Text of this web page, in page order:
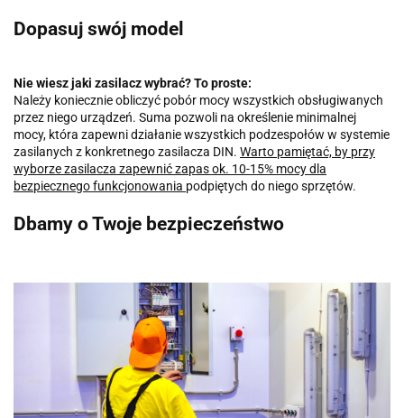
Dopasuj swój model
Nie wiesz jaki zasilacz wybrać? To proste:
Należy koniecznie obliczyć pobór mocy wszystkich obsługiwanych
przez niego urządzeń. Suma pozwoli na określenie minimalnej
mocy, która zapewni działanie wszystkich podzespołów w systemie
zasilanych z konkretnego zasilacza DIN. Warto pamiętać, by przy
wyborze zasilacza zapewnić zapas ok. 10-15% mocy dla
bezpiecznego funkcjonowania podpiętych do niego sprzętów.
Dbamy o Twoje bezpieczeństwo